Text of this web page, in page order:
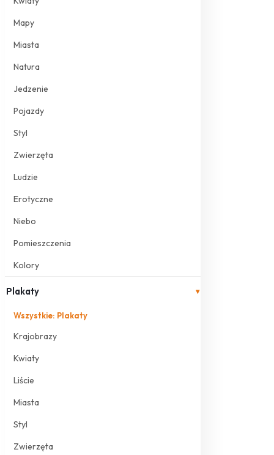
Mapy
Miasta
Natura
Jedzenie
Pojazdy
Styl
Zwierzęta
Ludzie
Erotyczne
Niebo
Pomieszczenia
Kolory
Plakaty ▾
Wszystkie: Plakaty
Krajobrazy
Kwiaty
Liście
Miasta
Styl
Zwierzęta